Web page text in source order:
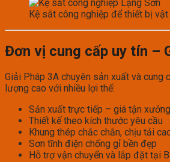
Kệ sắt công nghiệp để thiết bị
Đơn vị cung cấp uy tín –
Giải Pháp 3A chuyên sản xuất và cung
lượng cao với nhiều lợi thế:
Sản xuất trực tiếp – giá tận xưởng
Thiết kế theo kích thước yêu cầu
Khung thép chắc chắn, chịu tải
Sơn tĩnh điện chống gỉ bền đẹp
Hỗ trợ vận chuyển và lắp đặt tại